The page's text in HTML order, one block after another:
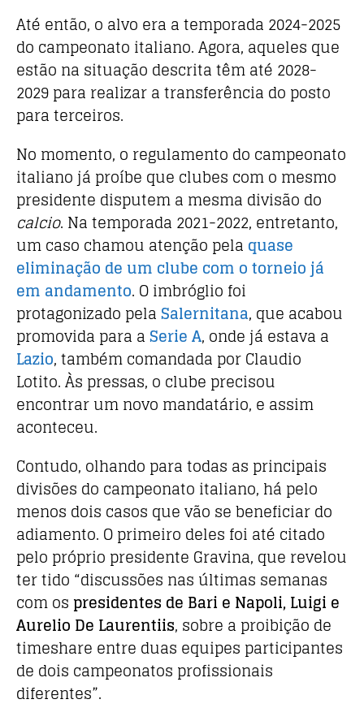
Até então, o alvo era a temporada 2024-2025
do campeonato italiano. Agora, aqueles que
estão na situação descrita têm até 2028-
2029 para realizar a transferência do posto
para terceiros.
No momento, o regulamento do campeonato
italiano já proíbe que clubes com o mesmo
presidente disputem a mesma divisão do
calcio. Na temporada 2021-2022, entretanto,
um caso chamou atenção pela quase
eliminação de um clube com o torneio já
em andamento. O imbróglio foi
protagonizado pelaSalernitana, que acabou
promovida para aSerie A, onde já estava a
Lazio, também comandada por Claudio
Lotito. Às pressas, o clube precisou
encontrar um novo mandatário, e assim
aconteceu.
Contudo, olhando para todas as principais
divisões do campeonato italiano, há pelo
menos dois casos que vão se beneficiar do
adiamento. O primeiro deles foi até citado
pelo próprio presidente Gravina, que revelou
ter tido “discussões nas últimas semanas
com os presidentes de Bari e Napoli, Luigi e
Aurelio De Laurentiis, sobre a proibição de
timeshare entre duas equipes participantes
de dois campeonatos profissionais
diferentes”.